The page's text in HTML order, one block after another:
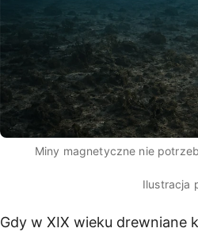
Miny magnetyczne nie
Ilustracja
Gdy w XIX wieku drewniane